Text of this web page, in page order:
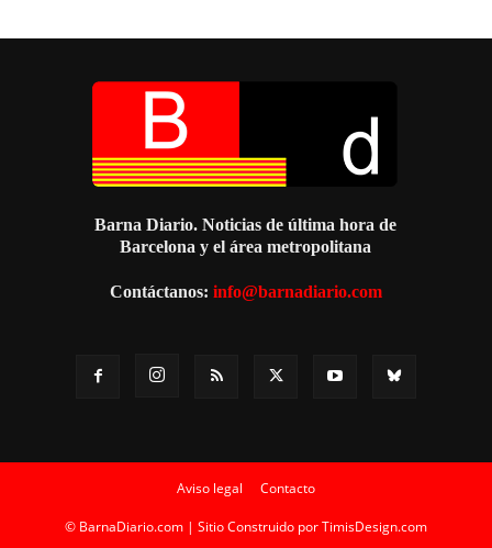
Barna Diario. Noticias de última hora de
Barcelona y el área metropolitana
Contáctanos: info@barnadiario.com
Aviso legal Contacto
© BarnaDiario.com | Sitio Construido porTimisDesign.com